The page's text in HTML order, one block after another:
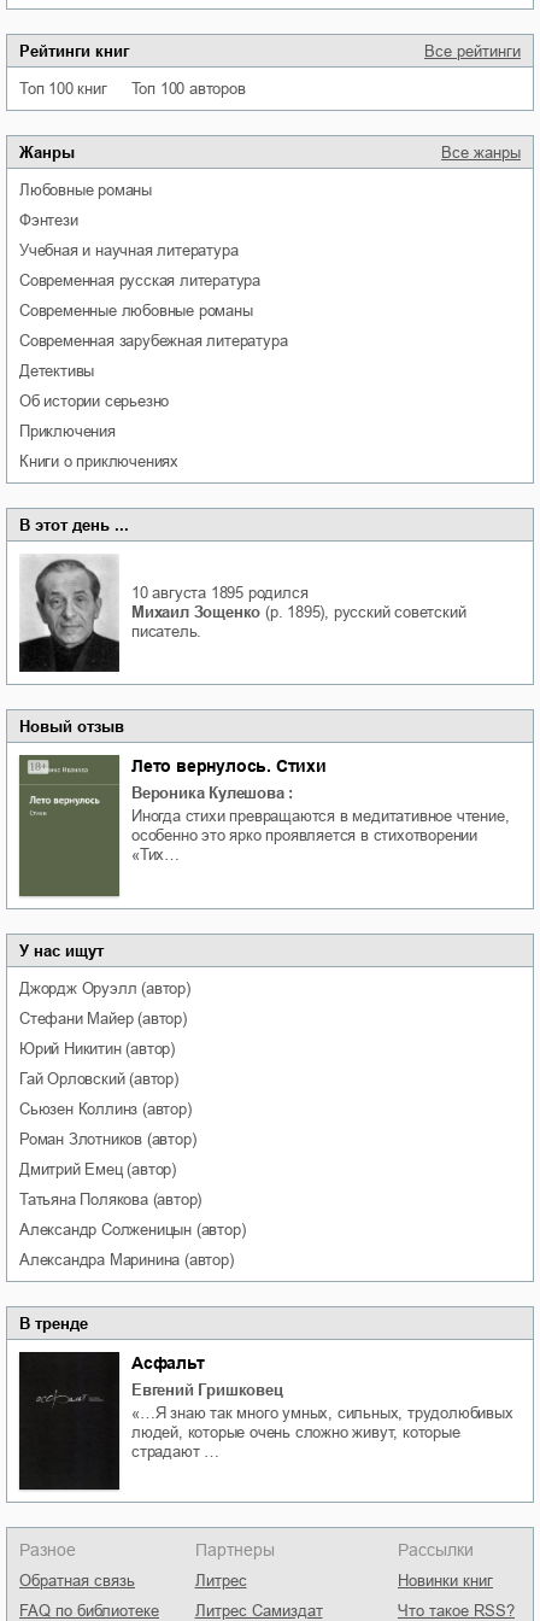
Рейтинги книг Все рейтинги
Топ 100 книг Топ 100 авторов
Жанры Все жанры
любовные романы
фэнтези
учебная и научная литература
современная русская литература
современные любовные романы
современная зарубежная литература
детективы
об истории серьезно
приключения
книги о приключениях
В этот день ...
10 августа 1895 родился
Михаил Зощенко (р. 1895), русский советский
писатель.
Новый отзыв
Лето вернулось. Стихи
Вероника Кулешова :
Иногда стихи превращаются в медитативное чтение,
особенно это ярко проявляется в стихотворении
«Тих…
У нас ищут
Джордж Оруэлл (автор)
Стефани Майер(автор)
Юрий Никитин(автор)
Гай Орловский(автор)
Сьюзен Коллинз (автор)
Роман Злотников (автор)
Дмитрий Емец(автор)
Татьяна Полякова(автор)
Александр Солженицын (автор)
Александра Маринина (автор)
В тренде
Асфальт
Евгений Гришковец
«…Я знаю так много умных, сильных, трудолюбивых
людей, которые очень сложно живут, которые
страдают …
Разное
Обратная связь
FAQ по библиотеке
Партнеры
Литрес
Литрес Самиздат
Рассылки
Новинки книг
Что такое RSS?